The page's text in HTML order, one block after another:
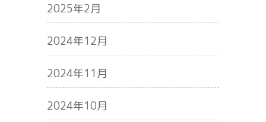
2025年2月
2024年12月
2024年11月
2024年10月